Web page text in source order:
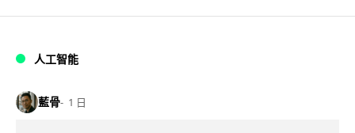
人工智能
藍骨 1 日